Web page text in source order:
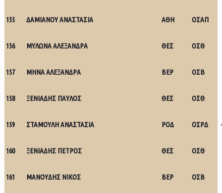
155 ΔΑΜΙΑΝΟΥ ΑΝΑΣΤΑΣΙΑ ΑΘΗ ΟΣΑΠ
156 ΜΥΛΩΝΑ ΑΛΕΞΑΝΔΡΑ ΘΕΣ ΟΣΘ
157 ΜΗΝΑ ΑΛΕΞΑΝΔΡΑ ΒΕΡ ΟΣΒ
158 ΞΕΝΙΑΔΗΣ ΠΑΥΛΟΣ ΘΕΣ ΟΣΘ
159 ΣΤΑΜΟΥΛΗ ΑΝΑΣΤΑΣΙΑ ΡΟΔ ΟΣΡΔ
160 ΞΕΝΙΑΔΗΣ ΠΕΤΡΟΣ ΘΕΣ ΟΣΘ
161 ΜΑΝΟΥΔΗΣ ΝΙΚΟΣ ΒΕΡ ΟΣΒ